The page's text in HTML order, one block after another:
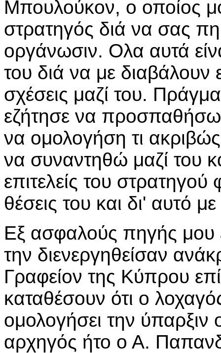
Μπουλούκον, ο οποίος
στρατηγός διά να σας
οργάνωσιν. Ολα αυτά
του διά να με διαβάλουν
σχέσεις μαζί του.
εζήτησε να
να ομολογήση τι
να συναντηθώ μαζί του
επιτελείς του
θέσεις του και δι' αυτό
Εξ ασφαλούς πηγής μου
την διενεργηθείσαν
Γραφείον της Κύπρου
καταθέσουν ότι ο
ομολογήσει την
αρχηγός ήτο ο Α.